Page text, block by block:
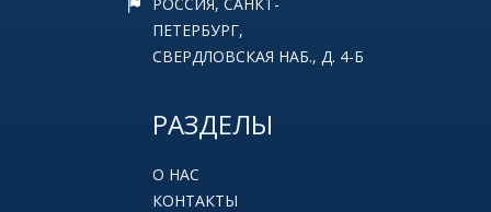
ПЕТЕРБУРГ,
СВЕРДЛОВСКАЯ НАБ., Д. 4-Б
РАЗДЕЛЫ
О НАС
КОНТАКТЫ